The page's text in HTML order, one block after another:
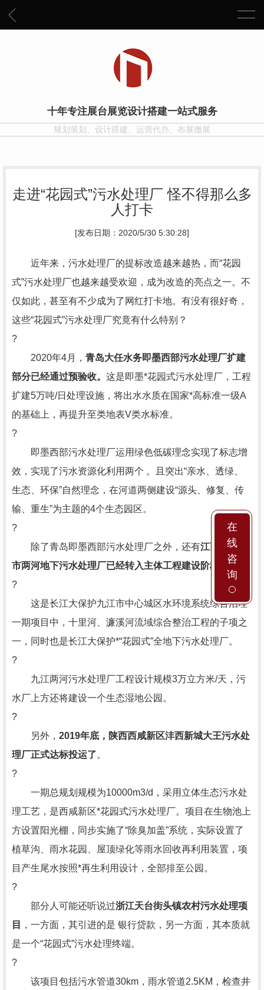
十年专注展台展览设计搭建一站式服务
规划策划、设计搭建、运营代办、布展撤展
走进“花园式”污水处理厂 怪不得那么多
人打卡
[发布日期：2020/5/30 5:30:28]
近年来，污水处理厂的提标改造越来越热，而“花园
式”污水处理厂也越来越受欢迎，成为改造的亮点之一。不
仅如此，甚至有不少成为了网红打卡地。有没有很好奇，
这些“花园式”污水处理厂究竟有什么特别？
?
2020年4月， 青岛大任水务即墨西部污水处理厂扩建
部分已经通过预验收。 这是即墨*花园式污水处理厂，工程
扩建5万吨/日处理设施，将出水水质在国家*高标准一级A
的基础上，再提升至类地表V类水标准。
?
即墨西部污水处理厂运用绿色低碳理念实现了标志增
效，实现了污水资源化利用两个 。且突出“亲水、透绿、
生态、环保”自然理念，在河道两侧建设“源头、修复、传
输、重生”为主题的4个生态园区。
?
除了青岛即墨西部污水处理厂之外，还有江西省九江
市两河地下污水处理厂已经转入主体工程建设阶段
?
这是长江大保护九江市中心城区水环境系统综合治理
一期项目中，十里河、濂溪河流域综合整治工程的子项之
一，同时也是长江大保护*“花园式”全地下污水处理厂。
?
九江两河污水处理厂工程设计规模3万立方米/天，污
水厂上方还将建设一个生态湿地公园。
?
另外， 2019年底，陕西西咸新区沣西新城大王污水处
理厂正式达标投运了。
?
一期总规划规模为10000m3/d，采用立体生态污水处
理工艺，是西咸新区*花园式污水处理厂。项目在生物池上
方设置阳光棚，同步实施了“除臭加盖”系统，实际设置了
植草沟、雨水花园、屋顶绿化等雨水回收再利用装置，项
目产生尾水按照*再生利用设计，全部排至公园。
?
部分人可能还听说过浙江天台街头镇农村污水处理项
目
，一方面，其引进的是 银行贷款，另一方面，其本质就
是一个“花园式”污水处理终端。
?
该项目包括污水管道30km，雨水管道2.5KM，检查井
在
线
咨
询